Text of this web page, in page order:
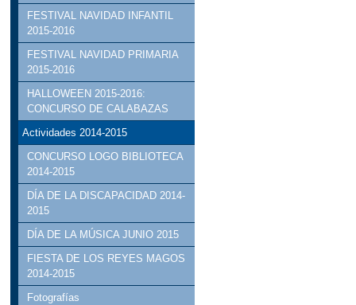
FESTIVAL NAVIDAD INFANTIL
2015-2016
FESTIVAL NAVIDAD PRIMARIA
2015-2016
HALLOWEEN 2015-2016:
CONCURSO DE CALABAZAS
Actividades 2014-2015
CONCURSO LOGO BIBLIOTECA
2014-2015
DÍA DE LA DISCAPACIDAD 2014-
2015
DÍA DE LA MÚSICA JUNIO 2015
FIESTA DE LOS REYES MAGOS
2014-2015
Fotografías